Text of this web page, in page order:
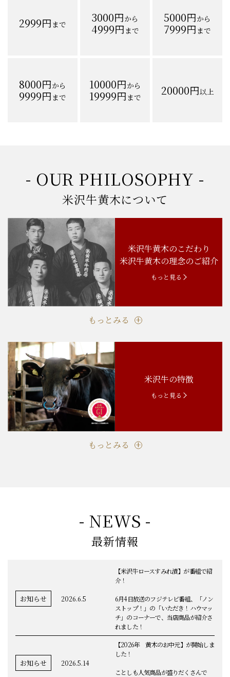
3000円から 5000円から
8000円から 10000円から
- OUR PHILOSOPHY -
米沢牛黄木のこだわり
米沢牛黄木の理念のご紹介
米沢牛の特徴
- NEWS -
【米沢牛ロースすみれ漬】が番組で紹
6月4日放送のフジテレビ番組、「ノン
ストップ！」の「いただき！ハウマッ
チ」のコーナーで、当店商品が紹介さ
れました！
【2026年 黄木のお中元】が開始しま